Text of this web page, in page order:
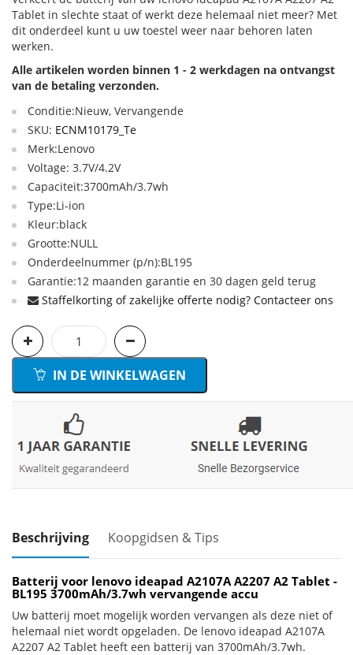
Tablet in slechte staat of werkt deze helemaal niet meer? Met
dit onderdeel kunt u uw toestel weer naar behoren laten
werken.
Alle artikelen worden binnen 1 - 2 werkdagen na ontvangst
van de betaling verzonden.
Conditie:Nieuw, Vervangende
SKU: ECNM10179_Te
Merk:Lenovo
Voltage: 3.7V/4.2V
Capaciteit:3700mAh/3.7wh
Type:Li-ion
Kleur:black
Grootte:NULL
Onderdeelnummer (p/n):BL195
Garantie:12 maanden garantie en 30 dagen geld terug
Staffelkorting of zakelijke offerte nodig? Contacteer ons
IN DE WINKELWAGEN
Beschrijving Koopgidsen & Tips
Batterij voor lenovo ideapad A2107A A2207 A2 Tablet -
BL195 3700mAh/3.7wh vervangende accu
Uw batterij moet mogelijk worden vervangen als deze niet of
helemaal niet wordt opgeladen. De lenovo ideapad A2107A
A2207 A2 Tablet heeft een batterij van 3700mAh/3.7wh.